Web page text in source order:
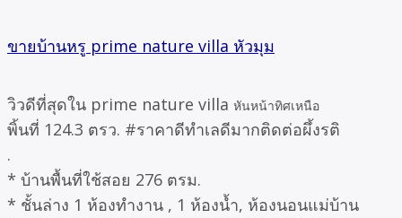
ขายบ้านหรู prime nature villa หัวมุม
วิวดีที่สุดใน prime nature villa หันหน้าทิศเหนือ
พิ้นที่ 124.3 ตรว. #ราคาดีทำเลดีมากติดต่อผึ้งรติ
.
* บ้านพื้นที่ใช้สอย 276 ตรม.
* ชั้นล่าง 1 ห้องทำงาน , 1 ห้องน้ำ, ห้องนอนแม่บ้าน